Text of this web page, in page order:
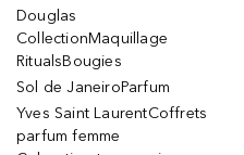
Douglas
CollectionMaquillage
RitualsBougies
Sol de JaneiroParfum
Yves Saint LaurentCoffrets
parfum femme